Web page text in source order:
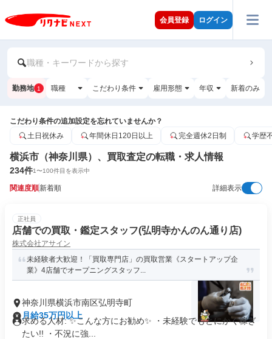
会員登録 ログイン
職種・キーワードから探す
勤務地 1 職種 こだわり条件 雇用形態 年収 新着のみ
こだわり条件の追加設定を忘れていませんか？
土日祝休み
年間休日120日以上 完全週休2日制 学歴
横浜市（神奈川県）、買取査定の転職・求人情報
234件1〜100件目を表示中
関連度順新着順 詳細表示
正社員
店舗での買取・鑑定スタッフ(弘明寺かんのん通り店)
株式会社アサイン
未経験者大歓迎！「買取専門店」の買取営業《スタートアップ企
業》4店舗でオープニングスタッフ...
神奈川県横浜市南区弘明寺町
月給35万円以上
求める人材: ✨こんな方にお勧め✨ ・未経験でもとにかく稼ぎ
たい!! ・不況に強...